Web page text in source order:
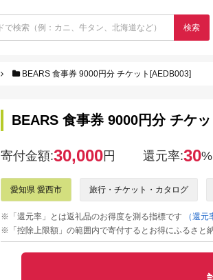
検索
BEARS 食事券 9000円分 チケット[AEDB003]
BEARS 食事券 9000円分 チケ
寄付金額:30,000円 還元率:30%
愛知県 愛西市 旅行・チケット・カタログ
※「還元率」とは返礼品のお得度を測る指標です
（還元
※「控除上限額」の範囲内で寄付するとお得にふるさと